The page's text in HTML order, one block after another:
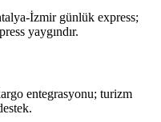
İzmir günlük express;
yaygındır.
entegrasyonu; turizm